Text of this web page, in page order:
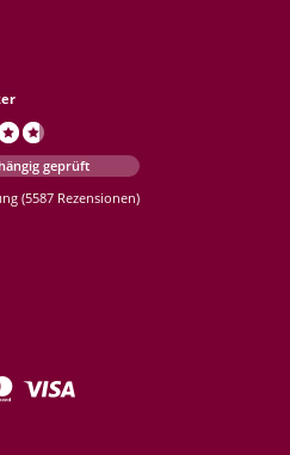
geprüft
(5587 Rezensionen)